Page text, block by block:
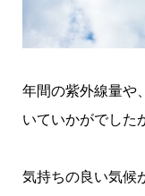
年間の紫外線量や
いていかがでした
気持ちの良い気候